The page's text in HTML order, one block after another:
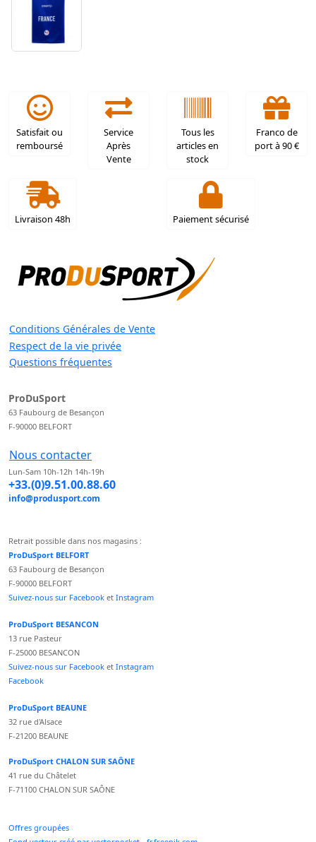
Satisfait ou
remboursé
Service
Après
Vente
Tous les
articles en
stock
Franco de
port à 90 €
Livraison 48h Paiement sécurisé
Conditions Générales de Vente
Respect de la vie privée
Questions fréquentes
ProDuSport
63 Faubourg de Besançon
F-90000 BELFORT
Nous contacter
Lun-Sam 10h-12h 14h-19h
+33.(0)9.51.00.88.60
info@produsport.com
Retrait possible dans nos magasins :
ProDuSport BELFORT
63 Faubourg de Besançon
F-90000 BELFORT
Suivez-nous sur Facebook et Instagram
ProDuSport BESANCON
13 rue Pasteur
F-25000 BESANCON
Suivez-nous sur Facebook et Instagram
Facebook
ProDuSport BEAUNE
32 rue d'Alsace
F-21200 BEAUNE
ProDuSport CHALON SUR SAÔNE
41 rue du Châtelet
F-71100 CHALON SUR SAÔNE
Offres groupées